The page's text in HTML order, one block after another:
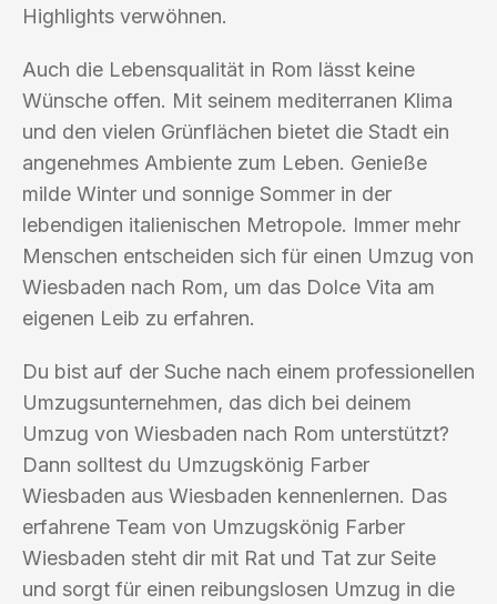
Highlights verwöhnen.
Auch die Lebensqualität in Rom lässt keine
Wünsche offen. Mit seinem mediterranen Klima
und den vielen Grünflächen bietet die Stadt ein
angenehmes Ambiente zum Leben. Genieße
milde Winter und sonnige Sommer in der
lebendigen italienischen Metropole. Immer mehr
Menschen entscheiden sich für einen Umzug von
Wiesbaden nach Rom, um das Dolce Vita am
eigenen Leib zu erfahren.
Du bist auf der Suche nach einem professionellen
Umzugsunternehmen, das dich bei deinem
Umzug von Wiesbaden nach Rom unterstützt?
Dann solltest du Umzugskönig Farber
Wiesbaden aus Wiesbaden kennenlernen. Das
erfahrene Team von Umzugskönig Farber
Wiesbaden steht dir mit Rat und Tat zur Seite
und sorgt für einen reibungslosen Umzug in die